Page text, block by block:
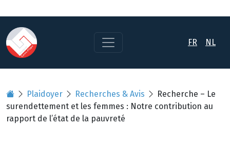
FR NL
Plaidoyer Recherches & Avis
Recherche – Le
surendettement et les femmes : Notre contribution au
rapport de l’état de la pauvreté